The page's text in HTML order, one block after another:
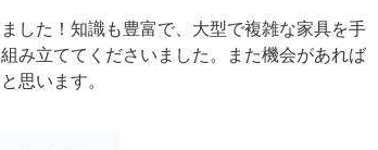
した！知識も豊富で、大型で複雑な家具を手
み立ててくださいました。また機会があれば
思います。